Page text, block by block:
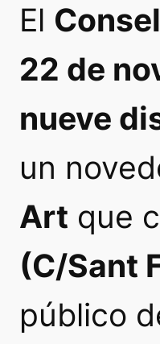
El
22 de
nueve
un
Art que
(C/Sant
público